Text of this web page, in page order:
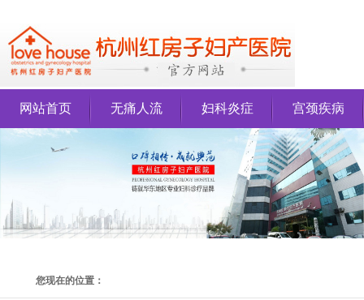
网站首页 无痛人流 妇科炎症 宫颈疾病
您现在的位置：